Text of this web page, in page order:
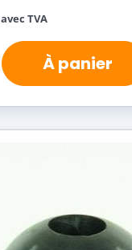
avec TVA
À panier